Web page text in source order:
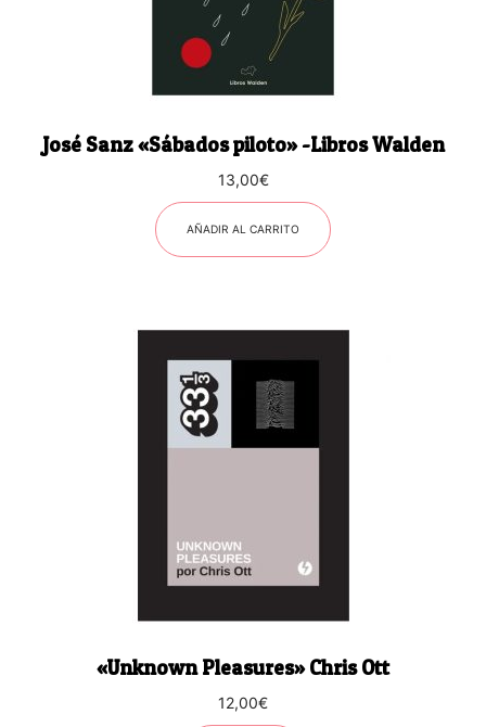
José Sanz «Sábados piloto» -Libros Walden
13,00€
AÑADIR AL CARRITO
«Unknown Pleasures» Chris Ott
12,00€